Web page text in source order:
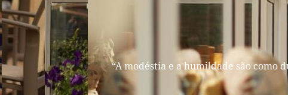
“A modéstia e a humildade são como duas